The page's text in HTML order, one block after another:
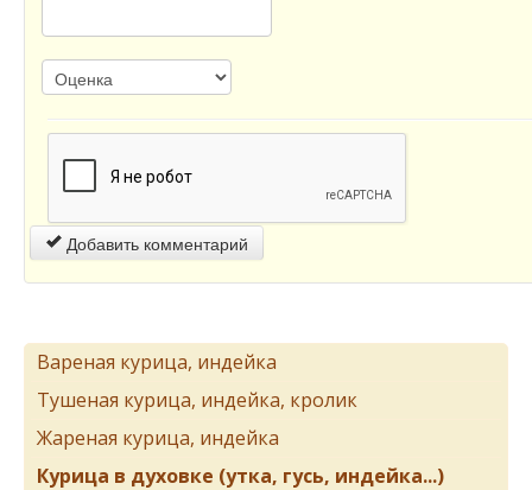
Добавить комментарий
Вареная курица, индейка
Тушеная курица, индейка, кролик
Жареная курица, индейка
Курица в духовке (утка, гусь, индейка...)